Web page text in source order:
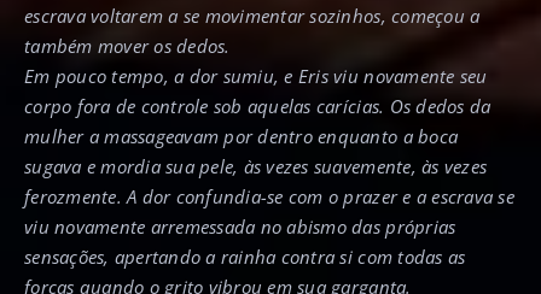
escrava voltarem a se movimentar sozinhos, começou a
também mover os dedos.
Em pouco tempo, a dor sumiu, e Eris viu novamente seu
corpo fora de controle sob aquelas carícias. Os dedos da
mulher a massageavam por dentro enquanto a boca
sugava e mordia sua pele, às vezes suavemente, às vezes
ferozmente. A dor confundia-se com o prazer e a escrava se
viu novamente arremessada no abismo das próprias
sensações, apertando a rainha contra si com todas as
forças quando o grito vibrou em sua garganta.